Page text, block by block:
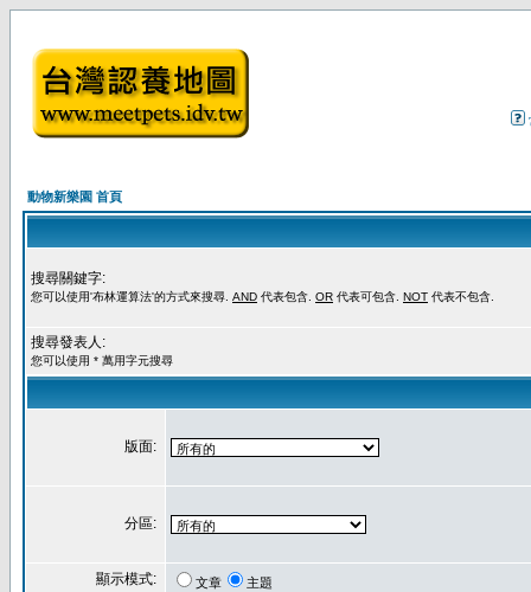
動物新樂園 首頁
搜尋關鍵字:
您可以使用'布林運算法'的方式來搜尋. AND 代表包含. OR 代表可包含. NOT 代表不包含.
搜尋發表人:
您可以使用 * 萬用字元搜尋
版面:
分區:
顯示模式: 文章 主題